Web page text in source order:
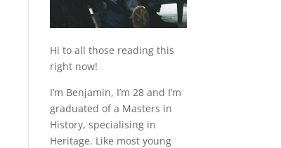
Hi to all those reading this
right now!
I’m Benjamin, I’m 28 and I’m
graduated of a Masters in
History, specialising in
Heritage. Like most young